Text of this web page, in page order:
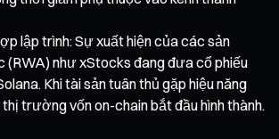
lập trình: Sự xuất hiện của các sản
(RWA) như xStocks đang đưa cổ phiếu
Khi tài sản tuân thủ gặp hiệu năng
trường vốn on-chain bắt đầu hình thành.